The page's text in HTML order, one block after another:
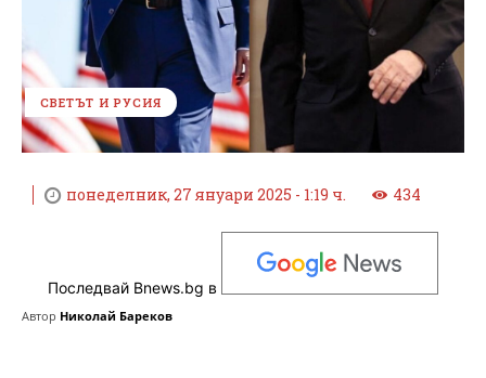
СВЕТЪТ И РУСИЯ
понеделник, 27 януари 2025 - 1:19 ч. 434
Последвай Bnews.bg в
Автор Николай Бареков